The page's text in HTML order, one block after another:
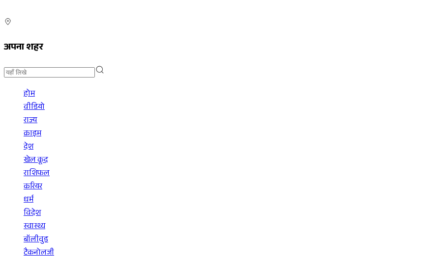
अपना शहर
होम
वीडियो
राज्य
क्राइम
देश
खेल कूद
राशिफल
करियर
धर्म
विदेश
स्वास्थ्य
बॉलीवुड
टैकनोलजी